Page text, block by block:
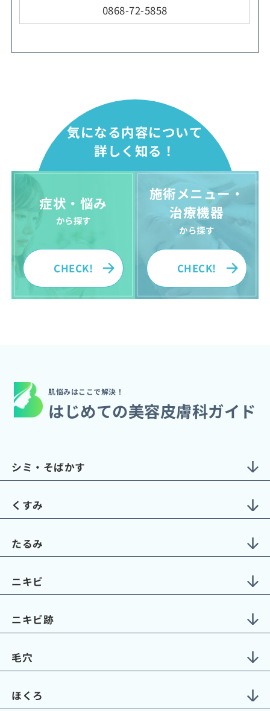
0868-72-5858
気になる内容について
詳しく知る！
症状・悩み
から探す
CHECK!
施術メニュー・
治療機器
から探す
CHECK!
肌悩みはここで解決！
はじめての美容皮膚科ガイド
シミ・そばかす
くすみ
たるみ
ニキビ
ニキビ跡
毛穴
ほくろ